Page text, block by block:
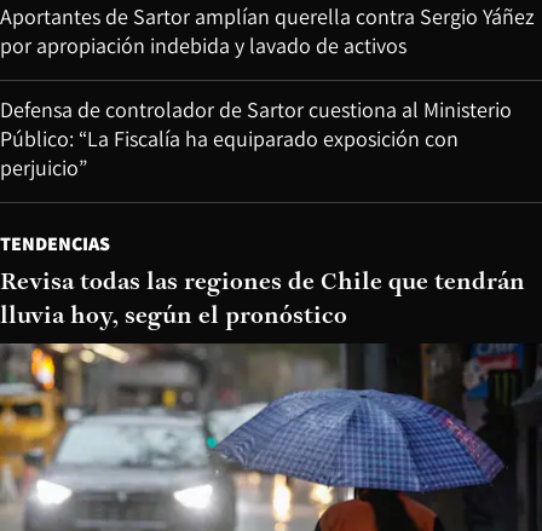
Aportantes de Sartor amplían querella contra Sergio Yáñez
por apropiación indebida y lavado de activos
Defensa de controlador de Sartor cuestiona al Ministerio
Público: “La Fiscalía ha equiparado exposición con
perjuicio”
TENDENCIAS
Revisa todas las regiones de Chile que tendrán
lluvia hoy, según el pronóstico